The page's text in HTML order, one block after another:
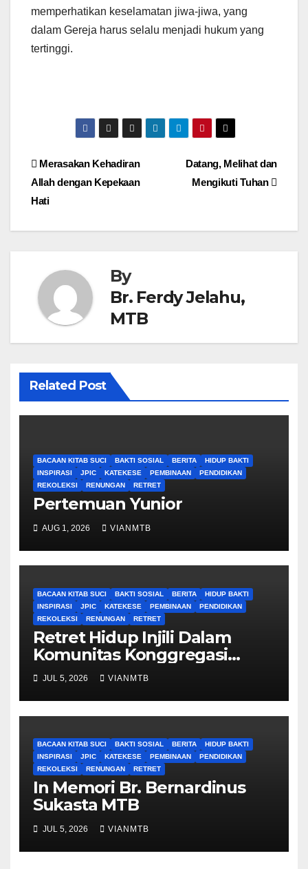
memperhatikan keselamatan jiwa-jiwa, yang
dalam Gereja harus selalu menjadi hukum yang
tertinggi.
Post
navigation
Datang, Melihat dan
Mengikuti Tuhan
Merasakan Kehadiran
Allah dengan Kepekaan
Hati
By
Br. Ferdy Jelahu,
MTB
Related Post
BACAAN KITAB SUCI BAKTI SOSIAL BERITA
HIDUP BAKTI
INSPIRASI
JPIC KATEKESE PEMBINAAN
PENDIDIKAN
REKOLEKSI
RENUNGAN RETRET
Pertemuan Yunior
AUG 1, 2026 VIANMTB
BACAAN KITAB SUCI BAKTI SOSIAL BERITA
HIDUP BAKTI
INSPIRASI
JPIC KATEKESE PEMBINAAN
PENDIDIKAN
REKOLEKSI
RENUNGAN RETRET
Retret Hidup Injili Dalam
Komunitas Konggregasi
Bruder Maria Tak Bernoda
JUL 5, 2026 VIANMTB
BACAAN KITAB SUCI BAKTI SOSIAL BERITA
HIDUP BAKTI
INSPIRASI
JPIC KATEKESE PEMBINAAN
PENDIDIKAN
REKOLEKSI
RENUNGAN RETRET
In Memori Br. Bernardinus
Sukasta MTB
JUL 5, 2026 VIANMTB